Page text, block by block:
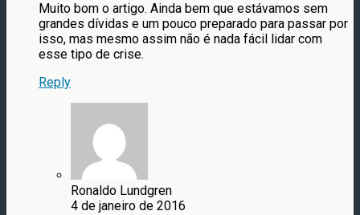
Muito bom o artigo. Ainda bem que estávamos sem
grandes dívidas e um pouco preparado para passar por
isso, mas mesmo assim não é nada fácil lidar com
esse tipo de crise.
Reply
Ronaldo Lundgren
4 de janeiro de 2016